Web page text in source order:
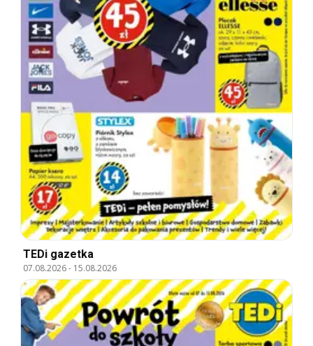
TEDi gazetka
07.08.2026- 15.08.2026